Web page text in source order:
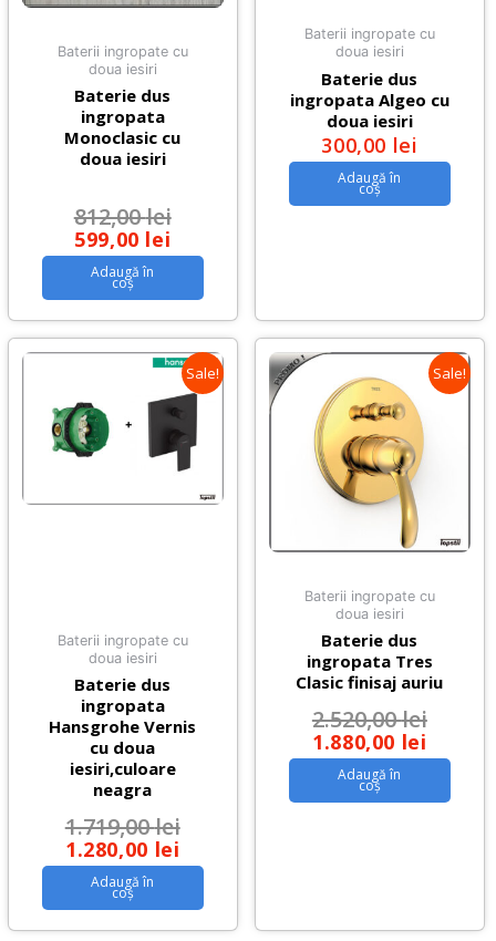
Baterii ingropate cu
doua iesiri
Baterie dus
ingropata
Monoclasic cu
doua iesiri
812,00lei
599,00 lei
Adaugă în
coș
Baterii ingropate cu
doua iesiri
Baterie dus
ingropata Algeo cu
doua iesiri
300,00 lei
Adaugă în
coș
Sale!
Baterii ingropate cu
doua iesiri
Baterie dus
ingropata
Hansgrohe Vernis
cu doua
iesiri,culoare
neagra
1.719,00lei
1.280,00 lei
Adaugă în
coș
Sale!
Baterii ingropate cu
doua iesiri
Baterie dus
ingropata Tres
Clasic finisaj auriu
2.520,00lei
1.880,00 lei
Adaugă în
coș